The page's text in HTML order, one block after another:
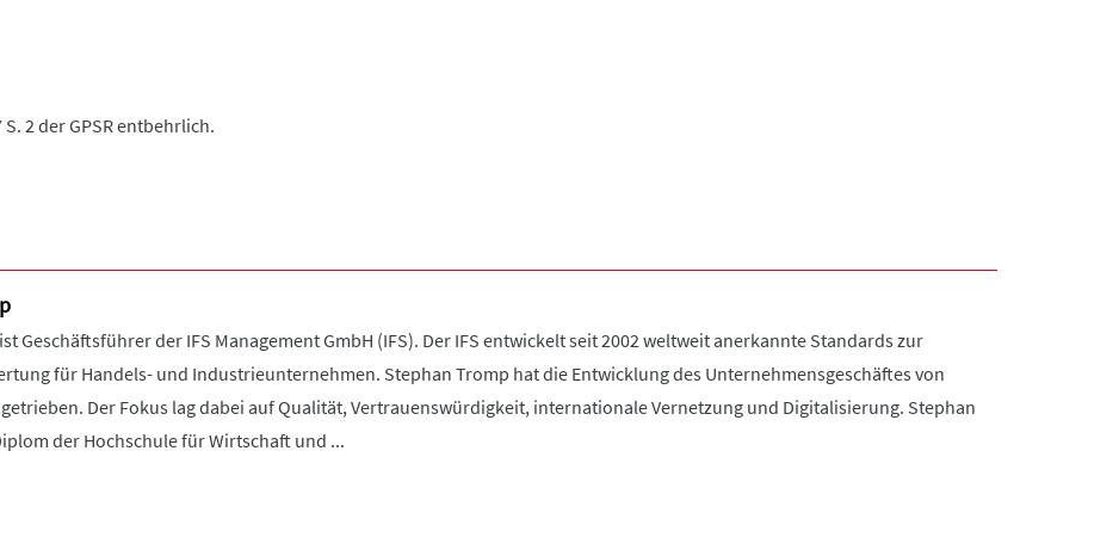
2 der GPSR entbehrlich.
Geschäftsführer der IFS Management GmbH (IFS). Der IFS entwickelt seit 2002 weltweit anerkannte Standards zur
für Handels- und Industrieunternehmen. Stephan Tromp hat die Entwicklung des Unternehmensgeschäftes von
Der Fokus lag dabei auf Qualität, Vertrauenswürdigkeit, internationale Vernetzung und Digitalisierung. Stephan
der Hochschule für Wirtschaft und ...